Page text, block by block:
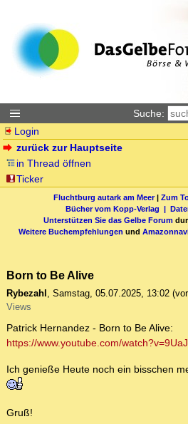
Suche:
Login
zurück zur Hauptseite
in Thread öffnen
Ticker
Fluchtburg autark am Meer| Zum
Bücher vom Kopp-Verlag |
Unterstützen Sie das Gelbe Forum
Weitere Buchempfehlungen und
Born to Be Alive
Rybezahl , Samstag, 05.07.2025, 13:02
Views
Patrick Hernandez - Born to Be Alive:
https://www.youtube.com/
Ich genieße Heute noch ein bisschen
Gruß!